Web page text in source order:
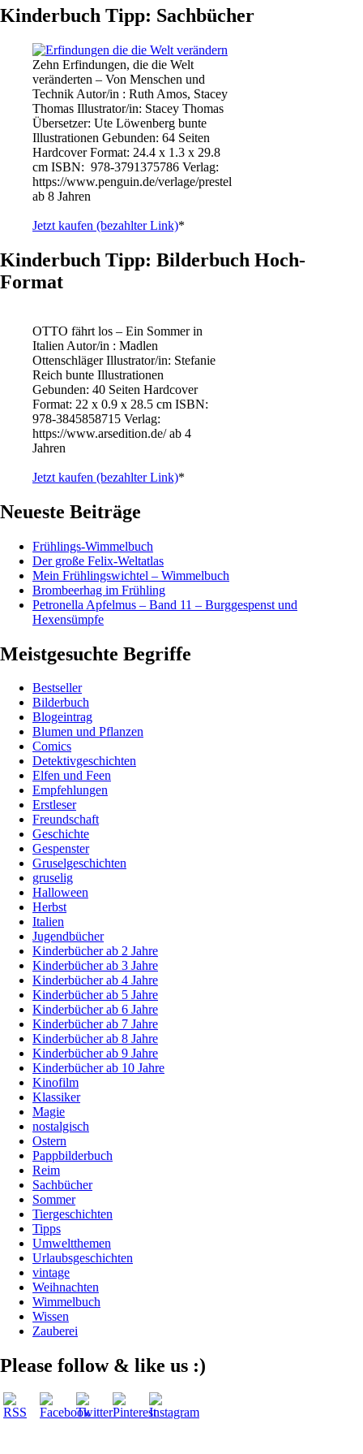
Kinderbuch Tipp: Sachbücher
Zehn Erfindungen, die die Welt
veränderten – Von Menschen und
Technik Autor/in : Ruth Amos, Stacey
Thomas Illustrator/in: Stacey Thomas
Übersetzer: Ute Löwenberg bunte
Illustrationen Gebunden: 64 Seiten
Hardcover Format: 24.4 x 1.3 x 29.8
cm ISBN: ‎ 978-3791375786 Verlag:
https://www.penguin.de/verlage/prestel
ab 8 Jahren
Jetzt kaufen (bezahlter Link)*
Kinderbuch Tipp: Bilderbuch Hoch-
Format
OTTO fährt los – Ein Sommer in
Italien Autor/in : Madlen
Ottenschläger Illustrator/in: Stefanie
Reich bunte Illustrationen
Gebunden: 40 Seiten Hardcover
Format: 22 x 0.9 x 28.5 cm ISBN: ‎
978-3845858715 Verlag:
https://www.arsedition.de/ ab 4
Jahren
Jetzt kaufen (bezahlter Link)*
Neueste Beiträge
Frühlings-Wimmelbuch
Der große Felix-Weltatlas
Mein Frühlingswichtel – Wimmelbuch
Brombeerhag im Frühling
Petronella Apfelmus – Band 11 – Burggespenst und
Hexensümpfe
Meistgesuchte Begriffe
Bestseller
Bilderbuch
Blogeintrag
Blumen und Pflanzen
Comics
Detektivgeschichten
Elfen und Feen
Empfehlungen
Erstleser
Freundschaft
Geschichte
Gespenster
Gruselgeschichten
gruselig
Halloween
Herbst
Italien
Jugendbücher
Kinderbücher ab 2 Jahre
Kinderbücher ab 3 Jahre
Kinderbücher ab 4 Jahre
Kinderbücher ab 5 Jahre
Kinderbücher ab 6 Jahre
Kinderbücher ab 7 Jahre
Kinderbücher ab 8 Jahre
Kinderbücher ab 9 Jahre
Kinderbücher ab 10 Jahre
Kinofilm
Klassiker
Magie
nostalgisch
Ostern
Pappbilderbuch
Reim
Sachbücher
Sommer
Tiergeschichten
Tipps
Umweltthemen
Urlaubsgeschichten
vintage
Weihnachten
Wimmelbuch
Wissen
Zauberei
Please follow & like us :)